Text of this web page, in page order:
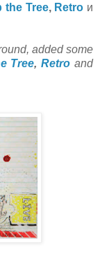
the Tree, Retro и
added some
Tree,Retro and